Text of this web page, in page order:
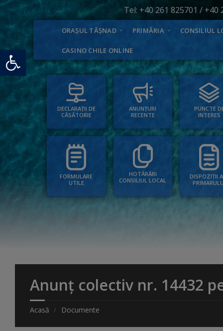
Deschide bara de unelte
Tel: +40 261 825701 / +40
ORAȘUL TĂȘNAD PRIMĂRIA CONSILIUL
CASINO CHILE ONLINE
DECLARAȚII DE
CĂSĂTORIE
ANUNȚURI
RECENTE
PUNCTE
INTERES
FORMULARE
UTILE
HOTĂRÂRI
CONSILIUL LOCAL
DISPOZIȚII
Anunț colectiv nr. 14432
Acasă Documente